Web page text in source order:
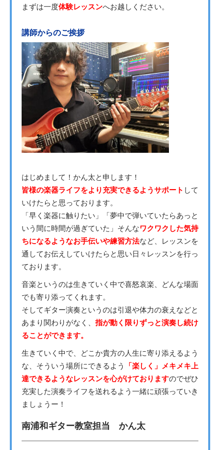
まずは一度体験レッスンへお越しください。
講師からのご挨拶
はじめまして！かん太と申します！
皆様の楽器ライフをより充実できるようサポート して
いけたらと思っております。
「早く楽器に触りたい」「夢中で弾いていたらあっと
いう間に時間が過ぎていた」そんなワクワクした気持
ちになるようなお手伝いや練習方法など、レッスンを
通してお伝えしていけたらと思い日々レッスンを行っ
ております。
音楽というのは生きていく中で喜怒哀楽、どんな場面
でも寄り添ってくれます。
そしてギター演奏というのは引退や体力の衰えなどと
あまり関わりがなく、 指が動く限りずっと演奏し続け
ることができます。
生きていく中で、どこか貴方の人生に寄り添えるよう
な、そういう場所にできるよう
「楽しく」メキメキ上
達できるようなレッスンを心がけておりますのでぜひ
充実した演奏ライフを送れるよう一緒に頑張っていき
ましょうー！
南浦和ギター教室担当 かん太